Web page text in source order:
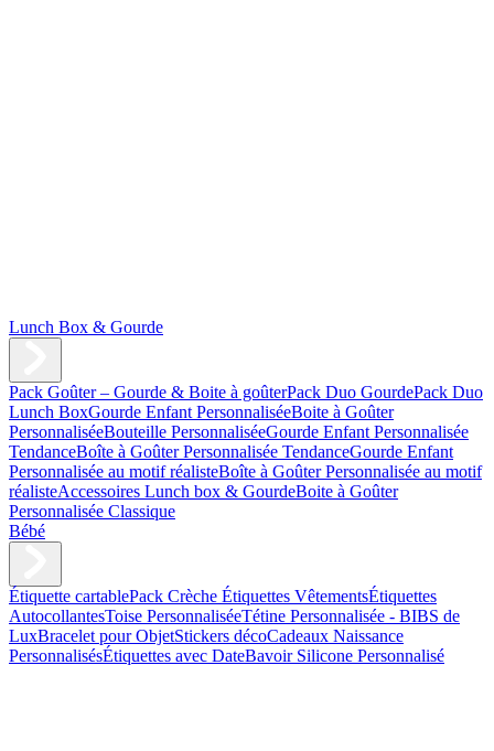
Lunch Box & Gourde
Pack Goûter – Gourde & Boite à goûterPack Duo GourdePack Duo
Lunch BoxGourde Enfant PersonnaliséeBoite à Goûter
PersonnaliséeBouteille PersonnaliséeGourde Enfant Personnalisée
TendanceBoîte à Goûter Personnalisée TendanceGourde Enfant
Personnalisée au motif réalisteBoîte à Goûter Personnalisée au motif
réalisteAccessoires Lunch box & GourdeBoite à Goûter
Personnalisée Classique
Bébé
Étiquette cartablePack Crèche Étiquettes VêtementsÉtiquettes
AutocollantesToise PersonnaliséeTétine Personnalisée - BIBS de
LuxBracelet pour ObjetStickers décoCadeaux Naissance
PersonnalisésÉtiquettes avec DateBavoir Silicone Personnalisé